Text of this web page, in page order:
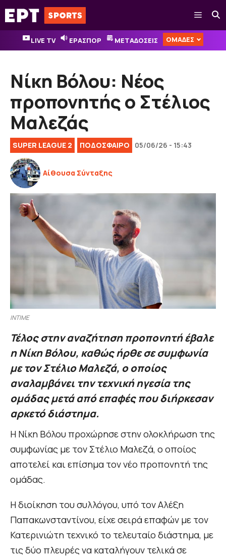
Μετάβαση
σε
περιεχόμενο
Μενού
LIVE TV ΕΡΑΣΠΟΡ ΜΕΤΑΔΟΣΕΙΣ ΟΜΑΔΕΣ
Νίκη Βόλου: Νέος
προπονητής ο Στέλιος
Μαλεζάς
SUPER LEAGUE 2 ΠΟΔΟΣΦΑΙΡΟ 05/06/26 - 15:43
Αίθουσα Σύνταξης
INTIME
Τέλος στην αναζήτηση προπονητή έβαλε
η Νίκη Βόλου, καθώς ήρθε σε συμφωνία
με τον Στέλιο Μαλεζά, ο οποίος
αναλαμβάνει την τεχνική ηγεσία της
ομάδας μετά από επαφές που διήρκεσαν
αρκετό διάστημα.
Η Νίκη Βόλου προχώρησε στην ολοκλήρωση της
συμφωνίας με τον Στέλιο Μαλεζά, ο οποίος
αποτελεί και επίσημα τον νέο προπονητή της
ομάδας.
Η διοίκηση του συλλόγου, υπό τον Αλέξη
Παπακωνσταντίνου, είχε σειρά επαφών με τον
Κατερινιώτη τεχνικό το τελευταίο διάστημα, με
τις δύο πλευρές να καταλήγουν τελικά σε